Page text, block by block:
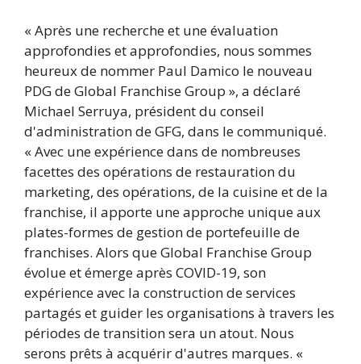
« Après une recherche et une évaluation
approfondies et approfondies, nous sommes
heureux de nommer Paul Damico le nouveau
PDG de Global Franchise Group », a déclaré
Michael Serruya, président du conseil
d'administration de GFG, dans le communiqué.
« Avec une expérience dans de nombreuses
facettes des opérations de restauration du
marketing, des opérations, de la cuisine et de la
franchise, il apporte une approche unique aux
plates-formes de gestion de portefeuille de
franchises. Alors que Global Franchise Group
évolue et émerge après COVID-19, son
expérience avec la construction de services
partagés et guider les organisations à travers les
périodes de transition sera un atout. Nous
serons prêts à acquérir d'autres marques. «